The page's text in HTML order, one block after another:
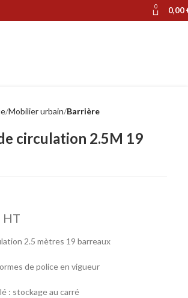
0 0,00
Mobilier urbain Barrière
circulation 2.5M 19
HT
2.5 mètres 19 barreaux
de police en vigueur
: stockage au carré